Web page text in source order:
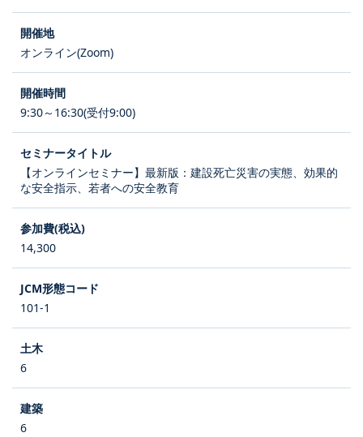
オンライン(Zoom)
9:30～16:30(受付9:00)
【オンラインセミナー】最新版：建設死亡災害の実態、効果的
な安全指示、若者への安全教育
14,300
101-1
6
6